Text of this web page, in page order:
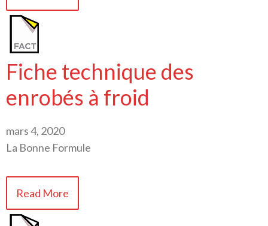
Fiche technique des
enrobés à froid
mars 4, 2020
La Bonne Formule
Read More